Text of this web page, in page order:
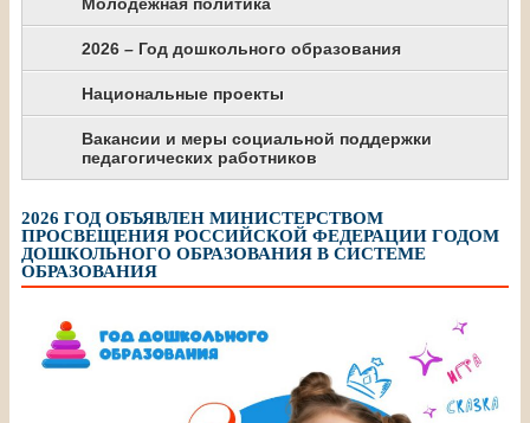
Молодежная политика
2026 – Год дошкольного образования
Национальные проекты
Вакансии и меры социальной поддержки
педагогических работников
2026 ГОД ОБЪЯВЛЕН МИНИСТЕРСТВОМ
ПРОСВЕЩЕНИЯ РОССИЙСКОЙ ФЕДЕРАЦИИ ГОДОМ
ДОШКОЛЬНОГО ОБРАЗОВАНИЯ В СИСТЕМЕ
ОБРАЗОВАНИЯ